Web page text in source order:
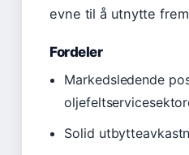
evne til å utnytte
Fordeler
Markedsledende
Solid